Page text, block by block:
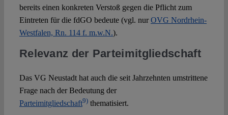
bereits einen konkreten Verstoß gegen die Pflicht zum
Eintreten für die fdGO bedeute (vgl. nurOVG Nordrhein-
Westfalen, Rn. 114 f. m.w.N.).
Relevanz der Parteimitgliedschaft
Das VG Neustadt hat auch die seit Jahrzehnten umstrittene
Frage nach der Bedeutung der
Parteimitgliedschaft9)thematisiert.